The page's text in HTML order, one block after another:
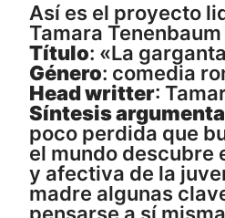
Así es el proyecto
Tamara Tenenbaum
Título: «La
Género: comedia
Head writter:
Síntesis
poco perdida que
el mundo descubre
y afectiva de la
madre algunas